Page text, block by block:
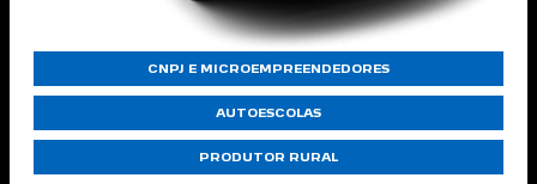
CNPJ E MICROEMPREENDEDORES
AUTOESCOLAS
PRODUTOR RURAL